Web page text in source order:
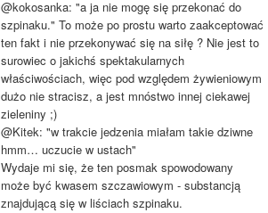
@kokosanka: "a ja nie mogę się przekonać do
szpinaku." To może po prostu warto zaakceptować
ten fakt i nie przekonywać się na siłę ? Nie jest to
surowiec o jakichś spektakularnych
właściwościach, więc pod względem żywieniowym
dużo nie stracisz, a jest mnóstwo innej ciekawej
zieleniny ;)
@Kitek: "w trakcie jedzenia miałam takie dziwne
hmm… uczucie w ustach"
Wydaje mi się, że ten posmak spowodowany
może być kwasem szczawiowym - substancją
znajdującą się w liściach szpinaku.